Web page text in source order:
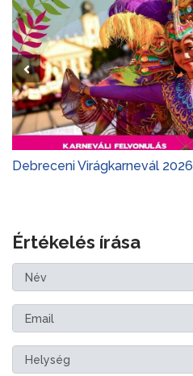
Debreceni Virágkarnevál 2026
Értékelés írása